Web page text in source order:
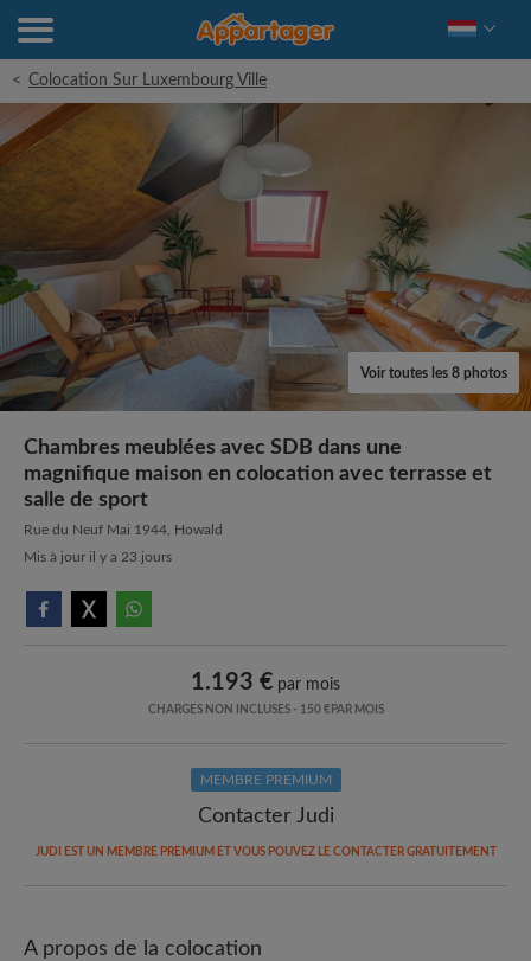
< Colocation Sur Luxembourg Ville
Voir toutes les 8 photos
Chambres meublées avec SDB dans une
magnifique maison en colocation avec terrasse et
salle de sport
Rue du Neuf Mai 1944, Howald
Mis à jour il y a 23 jours
1.193 € par mois
CHARGES NON INCLUSES - 150 €PAR MOIS
MEMBRE PREMIUM
Contacter Judi
JUDI EST UN MEMBRE PREMIUM ET VOUS POUVEZ LE CONTACTER GRATUITEMENT
A propos de la colocation